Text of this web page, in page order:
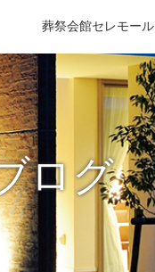
葬祭会館セレモール
ログ